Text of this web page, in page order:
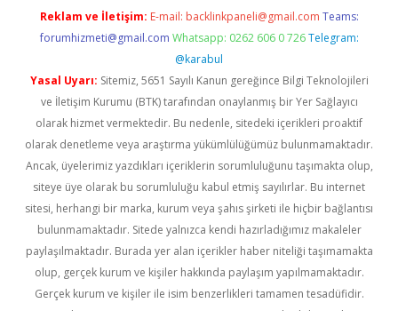
Reklam ve İletişim: E-mail: backlinkpaneli@gmail.com Teams:
forumhizmeti@gmail.com Whatsapp: 0262 606 0 726 Telegram:
@karabul
Yasal Uyarı: Sitemiz, 5651 Sayılı Kanun gereğince Bilgi Teknolojileri
ve İletişim Kurumu (BTK) tarafından onaylanmış bir Yer Sağlayıcı
olarak hizmet vermektedir. Bu nedenle, sitedeki içerikleri proaktif
olarak denetleme veya araştırma yükümlülüğümüz bulunmamaktadır.
Ancak, üyelerimiz yazdıkları içeriklerin sorumluluğunu taşımakta olup,
siteye üye olarak bu sorumluluğu kabul etmiş sayılırlar. Bu internet
sitesi, herhangi bir marka, kurum veya şahıs şirketi ile hiçbir bağlantısı
bulunmamaktadır. Sitede yalnızca kendi hazırladığımız makaleler
paylaşılmaktadır. Burada yer alan içerikler haber niteliği taşımamakta
olup, gerçek kurum ve kişiler hakkında paylaşım yapılmamaktadır.
Gerçek kurum ve kişiler ile isim benzerlikleri tamamen tesadüfidir.